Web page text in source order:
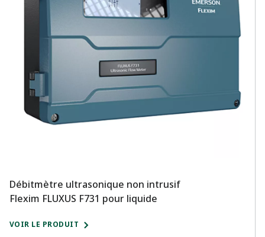
Débitmètre ultrasonique non intrusif
Flexim FLUXUS F731 pour liquide
VOIR LE PRODUIT​